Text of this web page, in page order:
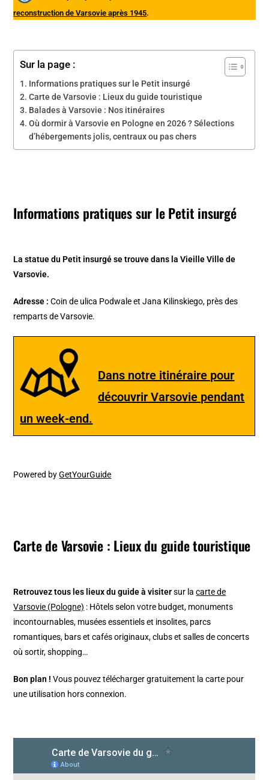
reconstruction de Varsovie après 1945.
Sur la page :
Informations pratiques sur le Petit insurgé
Carte de Varsovie : Lieux du guide touristique
Balades à Varsovie : Nos itinéraires
Où dormir à Varsovie en Pologne en 2026 ? Sélections
d’hébergements jolis, centraux ou pas chers
Informations pratiques sur le Petit insurgé
La statue du Petit insurgé se trouve dans la Vieille Ville de
Varsovie.
Adresse :Coin de ulica Podwale et Jana Kilinskiego, près des
remparts de Varsovie.
Dans notre itinéraire pour
découvrir Varsovie pendant
un week-end.
Powered byGetYourGuide
Carte de Varsovie : Lieux du guide touristique
Retrouvez tous les lieux du guide à visitersur lacarte de
Varsovie (Pologne) : Hôtels selon votre budget, monuments
incontournables, musées essentiels et insolites, parcs
romantiques, bars et cafés originaux, clubs et salles de concerts
où sortir, shopping…
Bon plan !Vous pouvez télécharger gratuitement la carte pour
une utilisation hors connexion.